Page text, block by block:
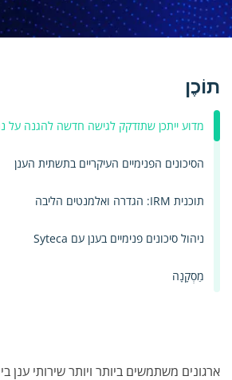
ארגונים משתמשים ביותר ויותר שירותי ענן
תוֹכֶן
מדוע ייתכן שתזדקק לגישה חדשה להגנה על
הסיכונים הפנימיים העיקריים בתשתית הענן
תוכנית IRM: הגדרה ואלמנטים הליבה
ניהול סיכונים פנימיים בענן עם Syteca
מַסְקָנָה